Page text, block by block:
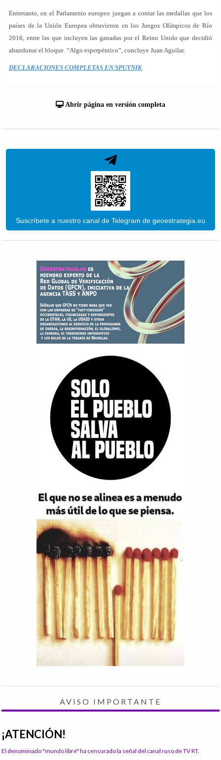
Entretanto, en el Parlamento europeo juegan a contar las medallas que los
países de la Unión Europea obtuvieron en los Juegos Olímpicos de Río
2016, entre las que incluyen las ganadas por el Reino Unido que decidió
abandonar el bloque. “Algo esperpéntico”, concluye Juan Aguilar.
DECLARACIONES COMPLETAS EN SPUTNIK
Abrir página en versión completa
Suscríbete a nuestro canal de Telegram de geoestrategia.eu
AVISO IMPORTANTE
¡ATENCIÓN!
El denominado "mundo libre" ha censurado la señal del canal ruso de TV RT.